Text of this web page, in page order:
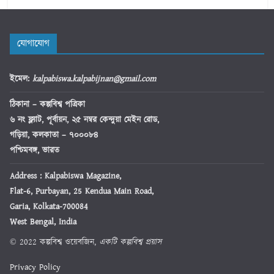
যোগাযোগ
ইমেল: kalpabiswa.kalpabijnan@gmail.com
ঠিকানা– কল্পবিশ্ব পত্রিকা
৬ নং ফ্ল্যাট, পূর্বায়ন, ২৫ নম্বর কেন্দুয়া মেইন রোড,
গড়িয়া, কলকাতা – ৭০০০৮৪
পশ্চিমবঙ্গ, ভারত
Address : Kalpabiswa Magazine,
Flat-6, Purbayan, 25 Kendua Main Road,
Garia, Kolkata-700084
West Bengal, India
© 2022 কল্পবিশ্ব ওয়েবজিন, একটি কল্পবিশ্ব প্রয়াস
Privacy Policy